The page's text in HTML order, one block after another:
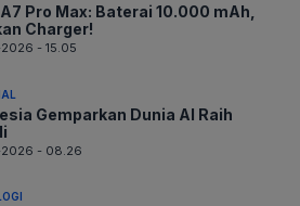
Pro Max: Baterai 10.000 mAh,
Charger!
- 15.05
Gemparkan Dunia AI Raih
- 08.26